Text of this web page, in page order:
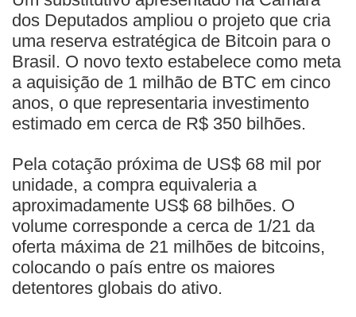
dos Deputados ampliou o projeto que cria
uma reserva estratégica de Bitcoin para o
Brasil. O novo texto estabelece como meta
a aquisição de 1 milhão de BTC em cinco
anos, o que representaria investimento
estimado em cerca de R$ 350 bilhões.
Pela cotação próxima de US$ 68 mil por
unidade, a compra equivaleria a
aproximadamente US$ 68 bilhões. O
volume corresponde a cerca de 1/21 da
oferta máxima de 21 milhões de bitcoins,
colocando o país entre os maiores
detentores globais do ativo.